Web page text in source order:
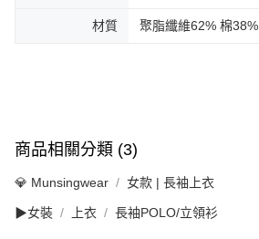
材質 聚脂纖維62% 棉38%
商品相關分類 (3)
💎 Munsingwear 女款 | 長袖上衣
▶女裝 上衣 長袖POLO/立領衫